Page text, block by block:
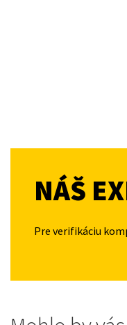
NÁŠ
Pre verifikáciu